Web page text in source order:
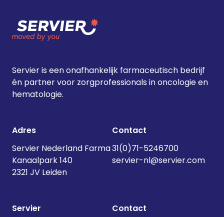
Servier is een onafhankelijk farmaceutisch bedrijf
én partner voor zorgprofessionals in oncologie en
hematologie.
Adres
Servier Nederland Farma
Kanaalpark 140
2321 JV Leiden
Contact
31(0)71-5246700
servier-nl@servier.com
Servier
Contact